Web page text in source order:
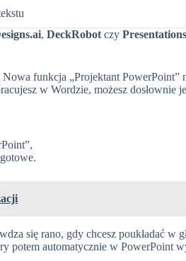
, DeckRobot czy
Nowa funkcja „Projektant PowerPoint”
w Wordzie, możesz dosłownie
się rano, gdy chcesz poukładać w
potem automatycznie w PowerPoint